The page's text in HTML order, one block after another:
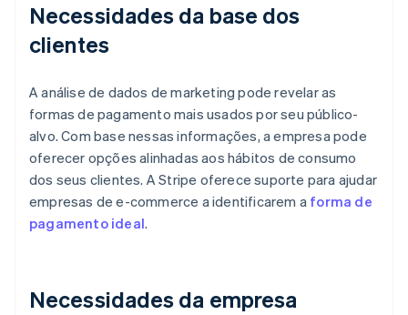
Necessidades da base dos
clientes
A análise de dados de marketing pode revelar as
formas de pagamento mais usados por seu público-
alvo. Com base nessas informações, a empresa pode
oferecer opções alinhadas aos hábitos de consumo
dos seus clientes. A Stripe oferece suporte para ajudar
empresas de e-commerce a identificarem a forma de
pagamento ideal.
Necessidades da empresa